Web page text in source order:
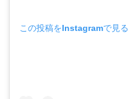
この投稿をInstagramで見る